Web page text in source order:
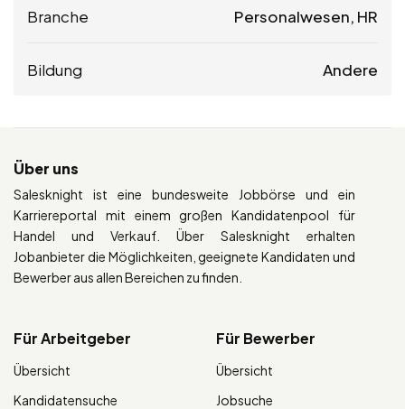
Branche Personalwesen, HR
Bildung Andere
Über uns
Salesknight ist eine bundesweite Jobbörse und ein
Karriereportal mit einem großen Kandidatenpool für
Handel und Verkauf. Über Salesknight erhalten
Jobanbieter die Möglichkeiten, geeignete Kandidaten und
Bewerber aus allen Bereichen zu finden.
Für Arbeitgeber
Übersicht
Kandidatensuche
Für Bewerber
Übersicht
Jobsuche